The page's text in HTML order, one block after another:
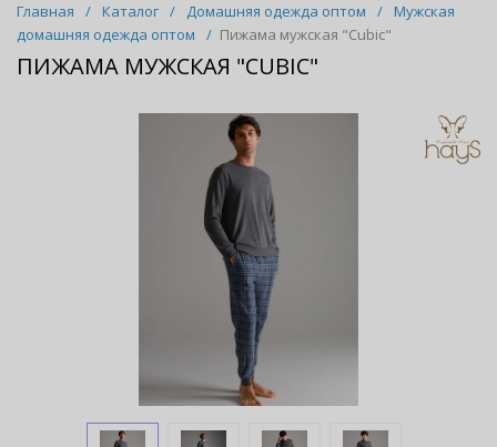
Главная / Каталог / Домашняя одежда оптом / Мужская
домашняя одежда оптом
/ Пижама мужская "Cubic"
ПИЖАМА МУЖСКАЯ "CUBIC"